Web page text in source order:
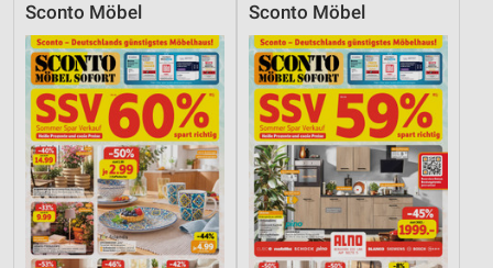
Sconto Möbel Sconto Möbel